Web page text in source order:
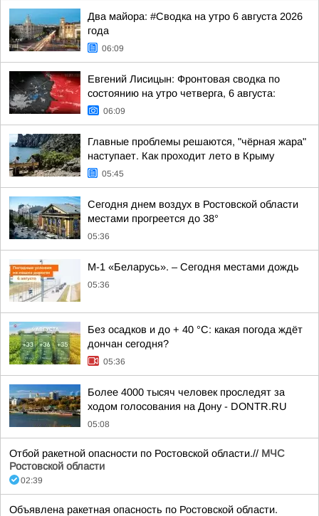
Два майора: #Сводка на утро 6 августа 2026
года
06:09
Евгений Лисицын: Фронтовая сводка по
состоянию на утро четверга, 6 августа:
06:09
Главные проблемы решаются, "чёрная жара"
наступает. Как проходит лето в Крыму
05:45
Сегодня днем воздух в Ростовской области
местами прогреется до 38°
05:36
М-1 «Беларусь». – Сегодня местами дождь
05:36
Без осадков и до + 40 °С: какая погода ждёт
дончан сегодня?
05:36
Более 4000 тысяч человек проследят за
ходом голосования на Дону - DONTR.RU
05:08
Отбой ракетной опасности по Ростовской области.// МЧС
Ростовской области
02:39
Объявлена ракетная опасность по Ростовской области.